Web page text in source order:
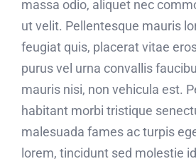
massa odio, aliquet nec
ut velit. Pellentesque mauris
feugiat quis, placerat vitae
purus vel urna convallis
mauris nisi, non vehicula est.
habitant morbi tristique
malesuada fames ac turpis
lorem, tincidunt sed molestie